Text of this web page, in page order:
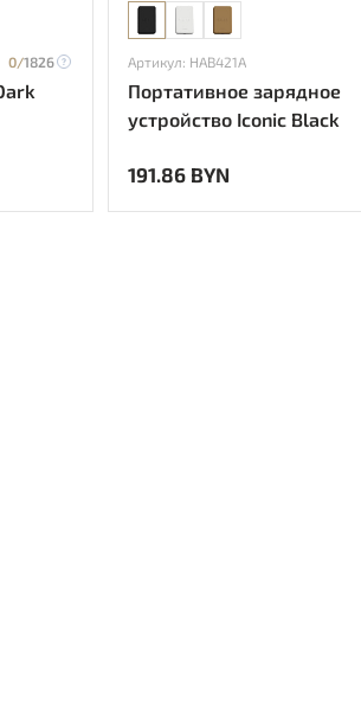
0/1826 Артикул: HAB421A
Портативное зарядное
устройство Iconic Black
191.86 BYN